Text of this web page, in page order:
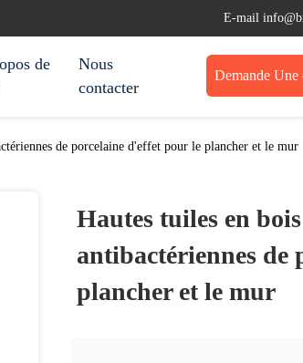
E-mail
de
Nous
contacter
Demande Une
de porcelaine d'effet pour le plancher et le mur
Hautes tuiles en
antibactériennes de
plancher et le mur